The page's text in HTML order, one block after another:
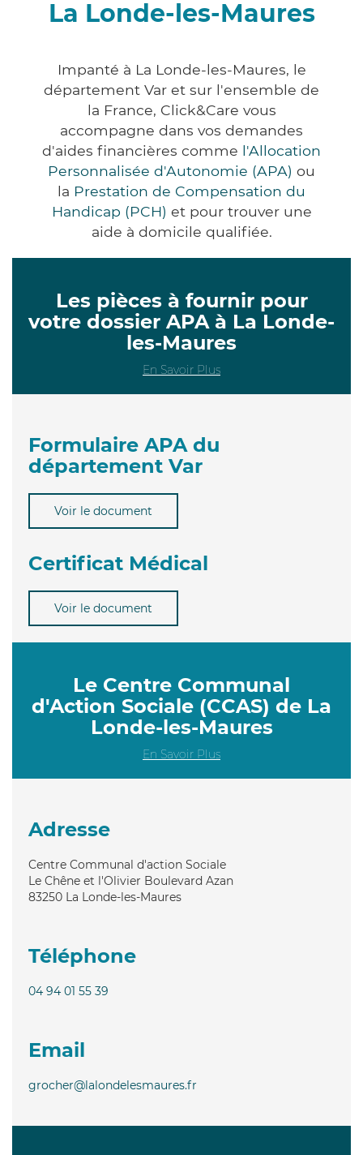
La Londe-les-Maures
Impanté à La Londe-les-Maures, le
département Var et sur l'ensemble de
la France, Click&Care vous
accompagne dans vos demandes
d'aides financières comme l'Allocation
Personnalisée d'Autonomie (APA) ou
la Prestation de Compensation du
Handicap (PCH) et pour trouver une
aide à domicile qualifiée.
Les pièces à fournir pour
votre dossier APA à La Londe-
les-Maures
En Savoir Plus
Formulaire APA du
département Var
Voir le document
Certificat Médical
Voir le document
Le Centre Communal
d'Action Sociale (CCAS) de La
Londe-les-Maures
En Savoir Plus
Adresse
Centre Communal d'action Sociale
Le Chêne et l'Olivier Boulevard Azan
83250 La Londe-les-Maures
Téléphone
04 94 01 55 39
Email
grocher@lalondelesmaures.fr